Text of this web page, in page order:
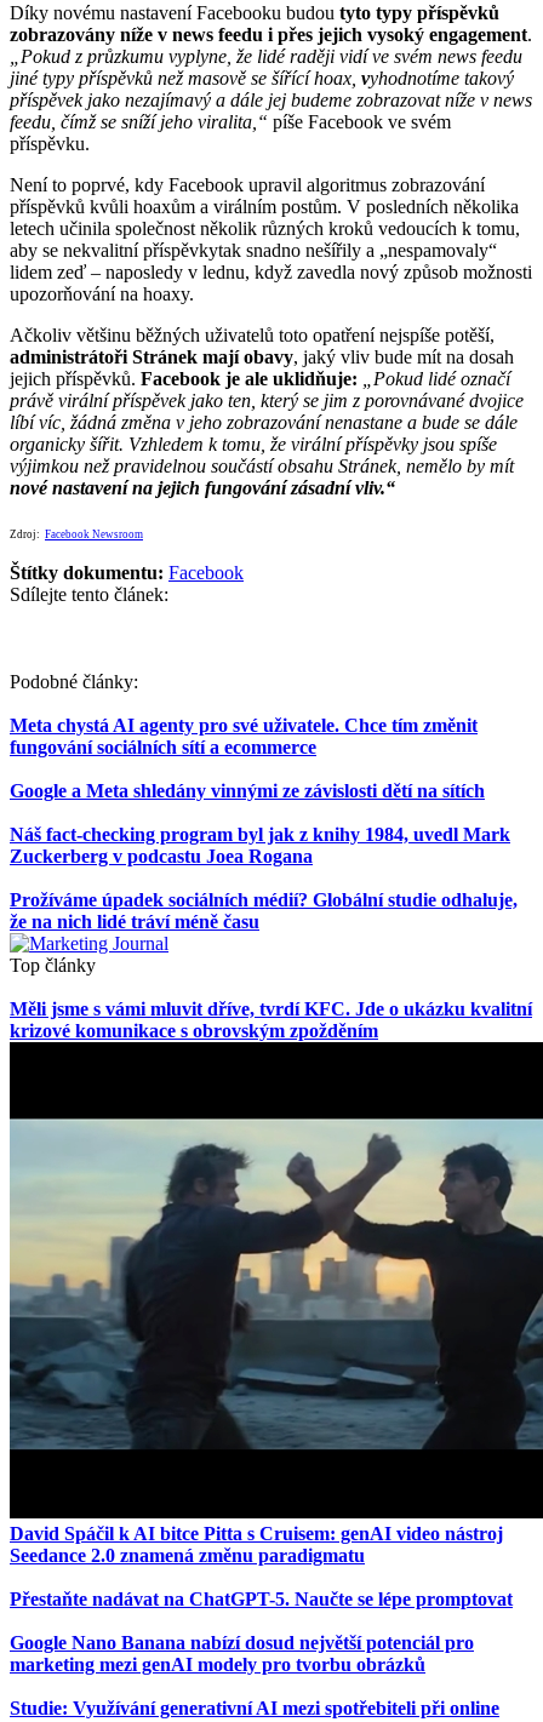
Díky novému nastavení Facebooku budou tyto typy příspěvků
zobrazovány níže v news feedu i přes jejich vysoký engagement.
„Pokud z průzkumu vyplyne, že lidé raději vidí ve svém news feedu
jiné typy příspěvků než masově se šířící hoax, vyhodnotíme takový
příspěvek jako nezajímavý a dále jej budeme zobrazovat níže v news
feedu, čímž se sníží jeho viralita,“ píše Facebook ve svém
příspěvku.
Není to poprvé, kdy Facebook upravil algoritmus zobrazování
příspěvků kvůli hoaxům a virálním postům. V posledních několika
letech učinila společnost několik různých kroků vedoucích k tomu,
aby se nekvalitní příspěvkytak snadno nešířily a „nespamovaly“
lidem zeď – naposledy v lednu, když zavedla nový způsob možnosti
upozorňování na hoaxy.
Ačkoliv většinu běžných uživatelů toto opatření nejspíše potěší,
administrátoři Stránek mají obavy, jaký vliv bude mít na dosah
jejich příspěvků. Facebook je ale uklidňuje:
„Pokud lidé označí
právě virální příspěvek jako ten, který se jim z porovnávané dvojice
líbí víc, žádná změna v jeho zobrazování nenastane a bude se dále
organicky šířit. Vzhledem k tomu, že virální příspěvky jsou spíše
výjimkou než pravidelnou součástí obsahu Stránek, nemělo by mít
nové nastavení na jejich fungování zásadní vliv.“
Zdroj: Facebook Newsroom
Štítky dokumentu: Facebook
Sdílejte tento článek:
Podobné články:
Meta chystá AI agenty pro své uživatele. Chce tím změnit
fungování sociálních sítí a ecommerce
Google a Meta shledány vinnými ze závislosti dětí na sítích
Náš fact-checking program byl jak z knihy 1984, uvedl Mark
Zuckerberg v podcastu Joea Rogana
Prožíváme úpadek sociálních médií? Globální studie odhaluje,
že na nich lidé tráví méně času
Top články
Měli jsme s vámi mluvit dříve, tvrdí KFC. Jde o ukázku kvalitní
krizové komunikace s obrovským zpožděním
David Spáčil k AI bitce Pitta s Cruisem: genAI video nástroj
Seedance 2.0 znamená změnu paradigmatu
Přestaňte nadávat na ChatGPT-5. Naučte se lépe promptovat
Google Nano Banana nabízí dosud největší potenciál pro
marketing mezi genAI modely pro tvorbu obrázků
Studie: Využívání generativní AI mezi spotřebiteli při online